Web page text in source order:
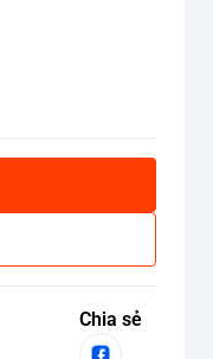
Chia sẻ